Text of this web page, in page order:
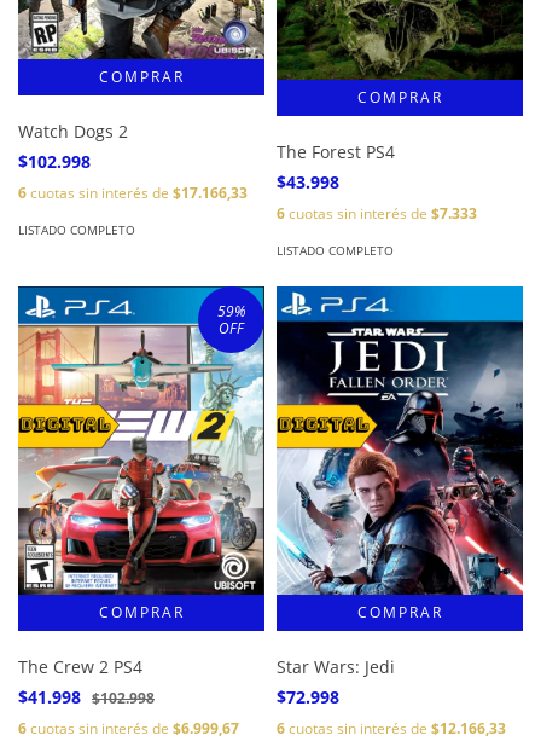
Watch Dogs 2
$102.998
6cuotas sin interés de $17.166,33
LISTADO COMPLETO
The Forest PS4
$43.998
6cuotas sin interés de $7.333
LISTADO COMPLETO
59%
OFF
The Crew 2 PS4
$41.998 $102.998
6cuotas sin interés de $6.999,67
Star Wars: Jedi
$72.998
6cuotas sin interés de $12.166,33